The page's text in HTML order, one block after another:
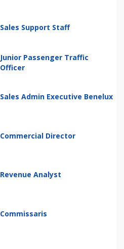
Sales Support Staff
Junior Passenger Traffic
Officer
Sales Admin Executive Benelux
Commercial Director
Revenue Analyst
Commissaris